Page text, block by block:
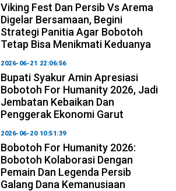
Viking Fest Dan Persib Vs Arema
Digelar Bersamaan, Begini
Strategi Panitia Agar Bobotoh
Tetap Bisa Menikmati Keduanya
2026-06-21 22:06:56
Bupati Syakur Amin Apresiasi
Bobotoh For Humanity 2026, Jadi
Jembatan Kebaikan Dan
Penggerak Ekonomi Garut
2026-06-20 10:51:39
Bobotoh For Humanity 2026:
Bobotoh Kolaborasi Dengan
Pemain Dan Legenda Persib
Galang Dana Kemanusiaan